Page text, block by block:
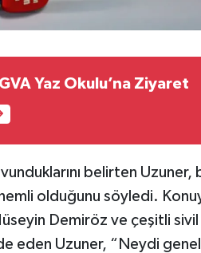
Yaz Okulu’na Ziyaret
belirten Uzuner,
olduğunu söyledi.
Demiröz ve çeşitli
eden Uzuner, “Neydi